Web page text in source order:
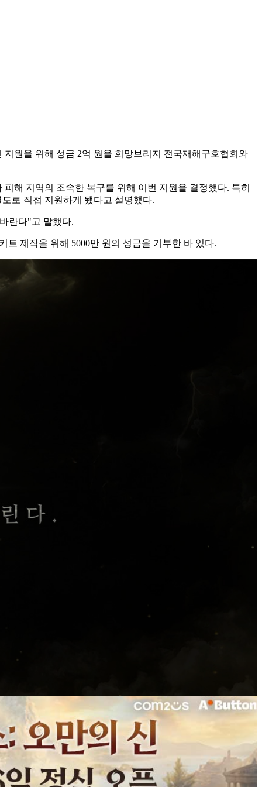
원을 위해 성금 2억 원을 희망브리지 전국재해구호협회와
해 지역의 조속한 복구를 위해 이번 지원을 결정했다. 특히
로 직접 지원하게 됐다고 설명했다.
란다"고 말했다.
트 제작을 위해 5000만 원의 성금을 기부한 바 있다.